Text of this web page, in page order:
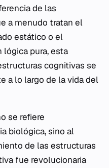
de las
a menudo tratan el
estático o el
pura, esta
cognitivas se
a lo largo de la vida del
se refiere
biológica, sino al
de las estructuras
fue revolucionaria